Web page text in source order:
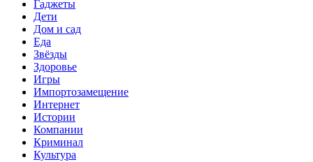
Гаджеты
Дети
Дом и сад
Еда
Звёзды
Здоровье
Игры
Импортозамещение
Интернет
Истории
Компании
Криминал
Культура